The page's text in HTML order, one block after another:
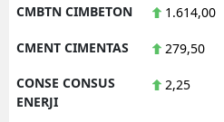
CMBTN CIMBETON 1.614,00
CMENT CIMENTAS 279,50
CONSE CONSUS
ENERJI
2,25